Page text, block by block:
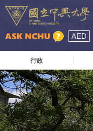
AED
行政